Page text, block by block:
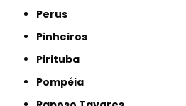
Perus
Pinheiros
Pirituba
Pompéia